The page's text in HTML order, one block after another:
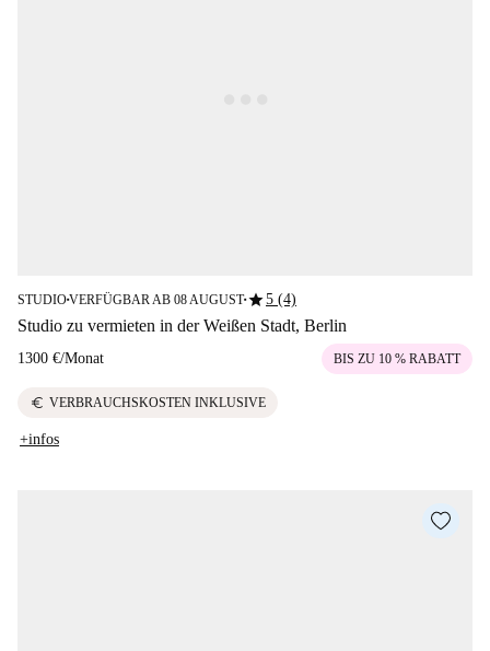
STUDIO■VERFÜGBAR AB 08 AUGUST■star5 (4)
Studio zu vermieten in der Weißen Stadt, Berlin
1300 €/Monat BIS ZU 10 % RABATT
euro VERBRAUCHSKOSTEN INKLUSIVE
+infos